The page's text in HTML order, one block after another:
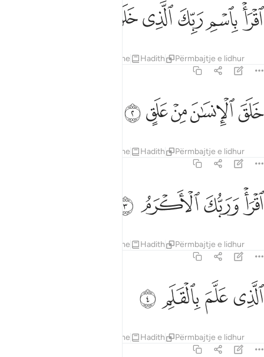
اقرا باسم ربك الذي خلق ١
ٱقْرَأْ بِٱسْمِ رَبِّكَ ٱلَّذِى خَلَقَ ١
ﲅﲆﲇﲈﲉ
Reflektime Hadith Përmbajtje e lidhur
خلق الانسان من علق ٢
خَلَقَ ٱلْإِنسَـٰنَ مِنْ عَلَقٍ ٢
ﲋﲌﲍﲎﲏ
Reflektime Hadith Përmbajtje e lidhur
اقرا وربك الاكرم ٣
ٱقْرَأْ وَرَبُّكَ ٱلْأَكْرَمُ ٣
ﲐﲑﲒ ﲓ
Reflektime Hadith Përmbajtje e lidhur
الذي علم بالقلم ٤
ٱلَّذِى عَلَّمَ بِٱلْقَلَمِ ٤
ﲔﲕﲖ ﲗ
Reflektime Hadith Përmbajtje e lidhur